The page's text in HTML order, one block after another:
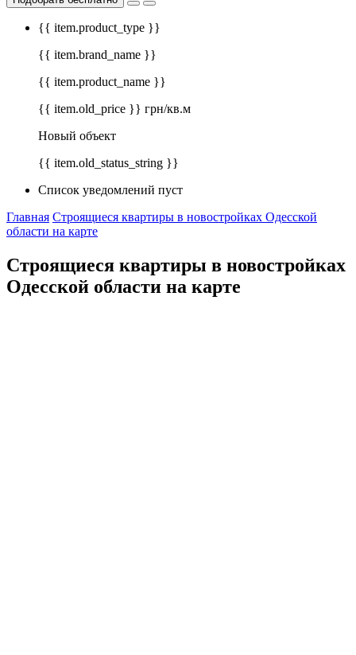
{{ item.product_type }}
{{ item.brand_name }}
{{ item.product_name }}
{{ item.old_price }} грн/кв.м
Новый объект
{{ item.old_status_string }}
Список уведомлений пуст
Главная Строящиеся квартиры в новостройках Одесской
области на карте
Строящиеся квартиры в новостройках
Одесской области на карте